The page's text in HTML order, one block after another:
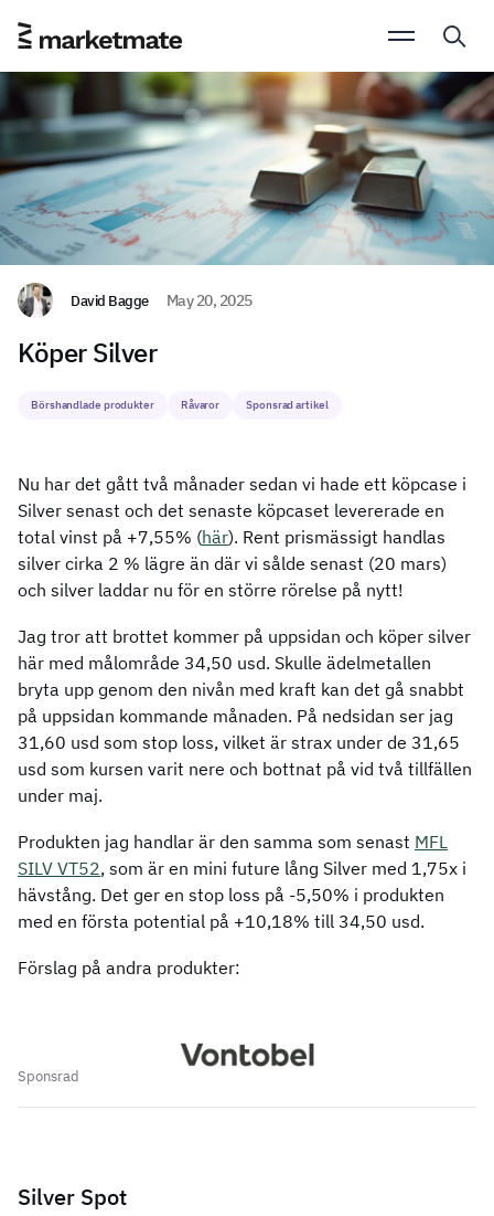
David Bagge May 20, 2025
Köper Silver
Börshandlade produkter Råvaror Sponsrad artikel
Nu har det gått två månader sedan vi hade ett köpcase i
Silver senast och det senaste köpcaset levererade en
total vinst på +7,55% (här). Rent prismässigt handlas
silver cirka 2 % lägre än där vi sålde senast (20 mars)
och silver laddar nu för en större rörelse på nytt!
Jag tror att brottet kommer på uppsidan och köper silver
här med målområde 34,50 usd. Skulle ädelmetallen
bryta upp genom den nivån med kraft kan det gå snabbt
på uppsidan kommande månaden. På nedsidan ser jag
31,60 usd som stop loss, vilket är strax under de 31,65
usd som kursen varit nere och bottnat på vid två tillfällen
under maj.
Produkten jag handlar är den samma som senast MFL
SILV VT52, som är en mini future lång Silver med 1,75x i
hävstång. Det ger en stop loss på -5,50% i produkten
med en första potential på +10,18% till 34,50 usd.
Förslag på andra produkter:
Sponsrad
Silver Spot